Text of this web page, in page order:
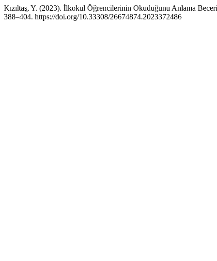
Kızıltaş, Y. (2023). İlkokul Öğrencilerinin Okuduğunu Anlama
388–404. https://doi.org/10.33308/26674874.2023372486